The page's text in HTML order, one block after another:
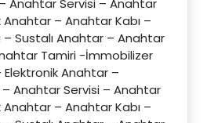
– Anahtar Servisi – Anahtar
Anahtar – Anahtar Kabı –
Sustalı Anahtar – Anahtar
Tamiri -İmmobilizer
Anahtar –
– Anahtar Servisi – Anahtar
Anahtar – Anahtar Kabı –